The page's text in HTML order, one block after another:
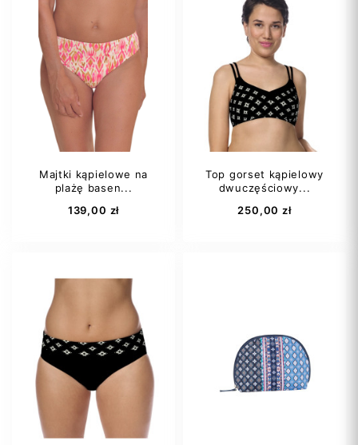
42 44 46
Dodaj do koszyka
38C
42A
42C
Dodaj do koszyka
Majtki kąpielowe na
plażę basen...
139,00 zł
40 42
Top gorset kąpielowy
dwuczęściowy...
250,00 zł
36C